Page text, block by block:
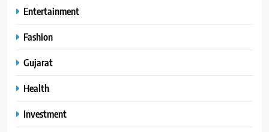
Entertainment
Fashion
Gujarat
Health
Investment